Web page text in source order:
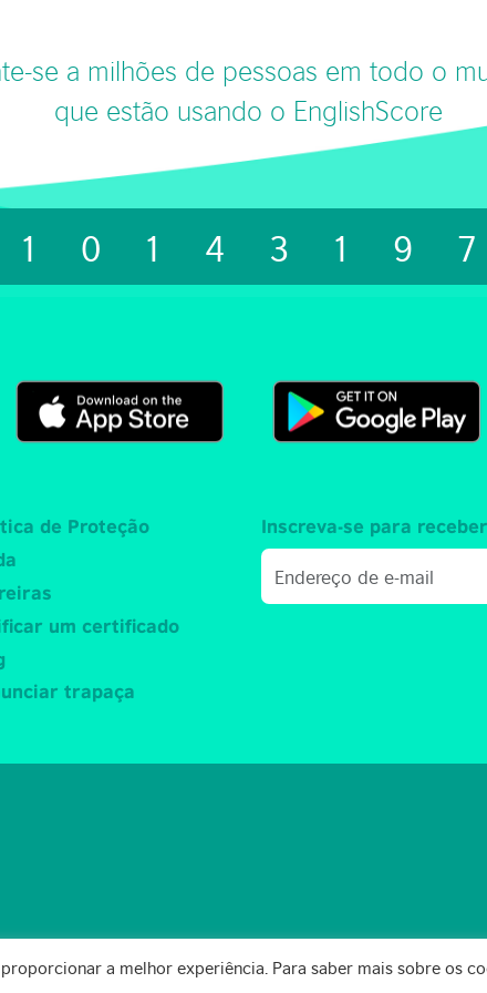
se a milhões de pessoas em todo o
que estão usando o EnglishScore
de Proteção
um certificado
trapaça
Inscreva-se para
a melhor experiência. Para saber mais sobre os